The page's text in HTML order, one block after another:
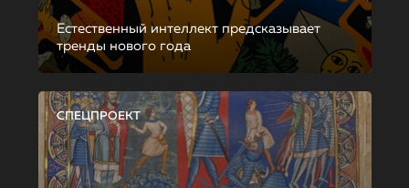
Естественный интеллект предсказывает
тренды нового года
СПЕЦПРОЕКТ